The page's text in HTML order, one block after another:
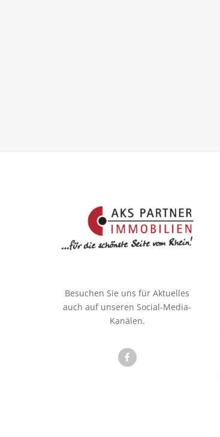
Besuchen Sie uns für Aktuelles
auch auf unseren Social-Media-
Kanälen.